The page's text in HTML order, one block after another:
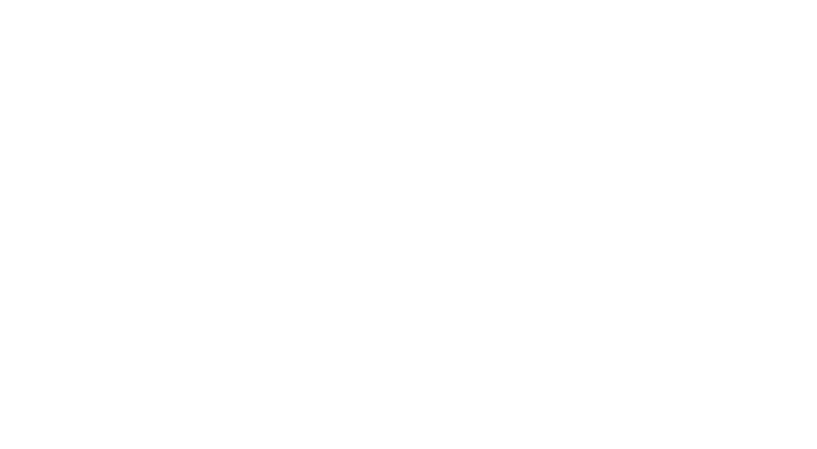
GUT UND SCHÖN.
ist ebenso vielfältig wie liebevoll ausgewählt.
und Porzellan bis hin zu
Büchern, Spielen, Taschen, Schals,
Weinen. Und natürlich unzählige
sofortigen Genuss.